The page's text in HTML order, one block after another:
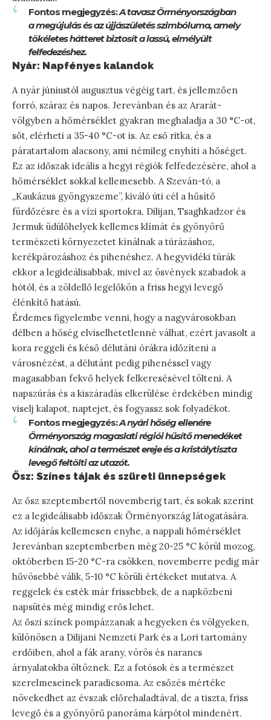
Fontos megjegyzés:A tavasz Örményországban
a megújulás és az újjászületés szimbóluma, amely
tökéletes hátteret biztosít a lassú, elmélyült
felfedezéshez.
Nyár: Napfényes kalandok
A nyár júniustól augusztus végéig tart, és jellemzően
forró, száraz és napos. Jerevánban és az Ararát-
völgyben a hőmérséklet gyakran meghaladja a 30 °C-ot,
sőt, elérheti a 35-40 °C-ot is. Az eső ritka, és a
páratartalom alacsony, ami némileg enyhíti a hőséget.
Ez az időszak ideális a hegyi régiók felfedezésére, ahol a
hőmérséklet sokkal kellemesebb. A Szeván-tó, a
„Kaukázus gyöngyszeme”, kiváló úti cél a hűsítő
fürdőzésre és a vízi sportokra. Dilijan, Tsaghkadzor és
Jermuk üdülőhelyek kellemes klímát és gyönyörű
természeti környezetet kínálnak a túrázáshoz,
kerékpározáshoz és pihenéshez. A hegyvidéki túrák
ekkor a legideálisabbak, mivel az ösvények szabadok a
hótól, és a zöldellő legelőkön a friss hegyi levegő
élénkítő hatású.
Érdemes figyelembe venni, hogy a nagyvárosokban
délben a hőség elviselhetetlenné válhat, ezért javasolt a
kora reggeli és késő délutáni órákra időzíteni a
városnézést, a délutánt pedig pihenéssel vagy
magasabban fekvő helyek felkeresésével tölteni. A
napszúrás és a kiszáradás elkerülése érdekében mindig
viselj kalapot, naptejet, és fogyassz sok folyadékot.
Fontos megjegyzés:A nyári hőség ellenére
Örményország magaslati régiói hűsítő menedéket
kínálnak, ahol a természet ereje és a kristálytiszta
levegő feltölti az utazót.
Ősz: Színes tájak és szüreti ünnepségek
Az ősz szeptembertől novemberig tart, és sokak szerint
ez a legideálisabb időszak Örményország látogatására.
Az időjárás kellemesen enyhe, a nappali hőmérséklet
Jerevánban szeptemberben még 20-25 °C körül mozog,
októberben 15-20 °C-ra csökken, novemberre pedig már
hűvösebbé válik, 5-10 °C körüli értékeket mutatva. A
reggelek és esték már frissebbek, de a napközbeni
napsütés még mindig erős lehet.
Az őszi színek pompázzanak a hegyeken és völgyeken,
különösen a Dilijani Nemzeti Park és a Lori tartomány
erdőiben, ahol a fák arany, vörös és narancs
árnyalatokba öltöznek. Ez a fotósok és a természet
szerelmeseinek paradicsoma. Az esőzés mértéke
növekedhet az évszak előrehaladtával, de a tiszta, friss
levegő és a gyönyörű panoráma kárpótol mindenért.